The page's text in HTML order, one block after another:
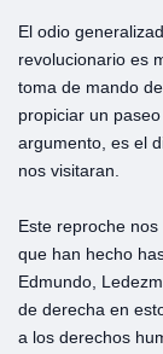
El odio
revolucionario es
toma de mando
propiciar un
argumento, es el
nos visitaran.
Este reproche
que han hecho
Edmundo,
de derecha en
a los derechos